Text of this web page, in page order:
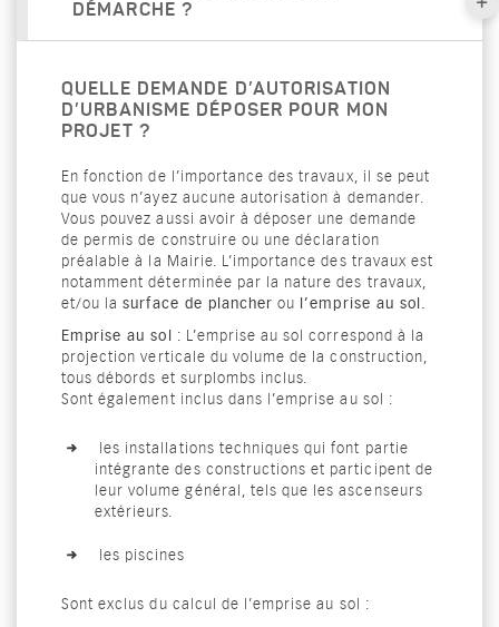
DÉMARCHE ?
QUELLE DEMANDE D’AUTORISATION
D’URBANISME DÉPOSER POUR MON
PROJET ?
En fonction de l’importance des travaux, il se peut
que vous n’ayez aucune autorisation à demander.
Vous pouvez aussi avoir à déposer une demande
de permis de construire ou une déclaration
préalable à la Mairie. L’importance des travaux est
notamment déterminée par la nature des travaux,
et/ou lasurface de plancher ou
l’emprise au sol.
Emprise au sol
: L’emprise au sol correspond à la
projection verticale du volume de la construction,
tous débords et surplombs inclus.
Sont également inclus dans l’emprise au sol :
les installations techniques qui font partie
intégrante des constructions et participent de
leur volume général, tels que les ascenseurs
extérieurs.
les piscines
Sont exclus du calcul de l’emprise au sol :